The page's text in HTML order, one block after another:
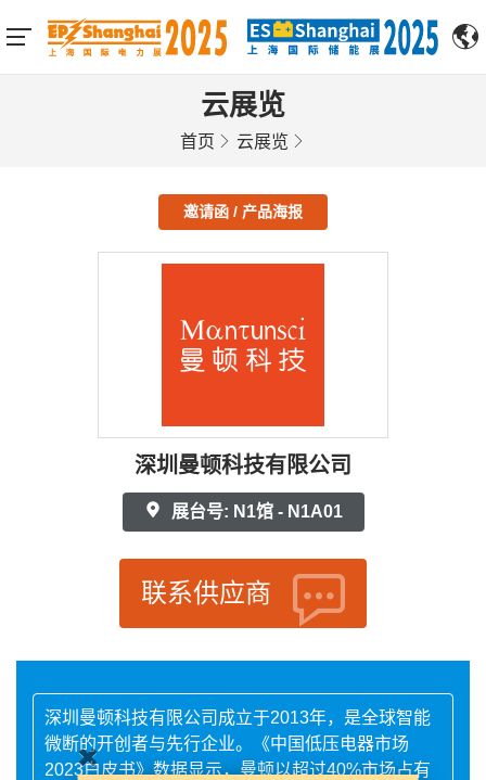
云展览
首页 云展览
邀请函 / 产品海报
深圳曼顿科技有限公司
展台号: N1馆 - N1A01
联系供应商
深圳曼顿科技有限公司成立于2013年，是全球智能
微断的开创者与先行企业。《中国低压电器市场
2023白皮书》数据显示，曼顿以超过40%市场占有